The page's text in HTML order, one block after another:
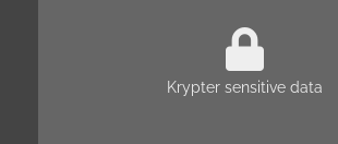
Krypter sensitive data